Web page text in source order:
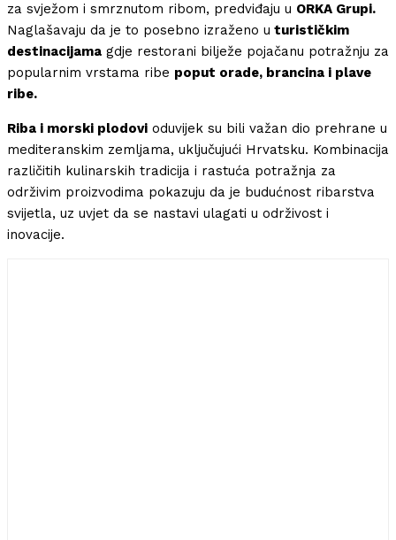
za svježom i smrznutom ribom, predviđaju u ORKA Grupi.
Naglašavaju da je to posebno izraženo u turističkim
destinacijama gdje restorani bilježe pojačanu potražnju za
popularnim vrstama ribe poput orade, brancina i plave
ribe.
Riba i morski plodovi oduvijek su bili važan dio prehrane u
mediteranskim zemljama, uključujući Hrvatsku. Kombinacija
različitih kulinarskih tradicija i rastuća potražnja za
održivim proizvodima pokazuju da je budućnost ribarstva
svijetla, uz uvjet da se nastavi ulagati u održivost i
inovacije.